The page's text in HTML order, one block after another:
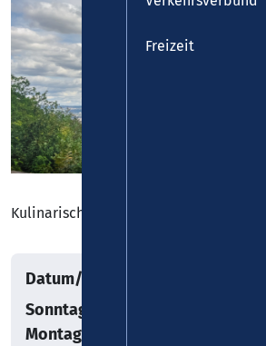
Kulinarische Erlebnistage vor der
Datum/Uhrzeit
Sonntag, 30.06.2024
Montag, 01.07.2024
Freizeit